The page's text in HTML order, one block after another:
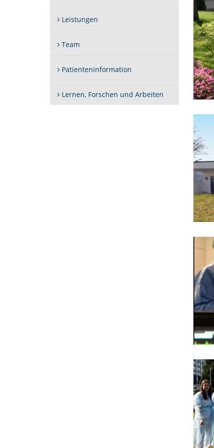
Leistungen
Team
Patienteninformation
Lernen, Forschen und Arbeiten